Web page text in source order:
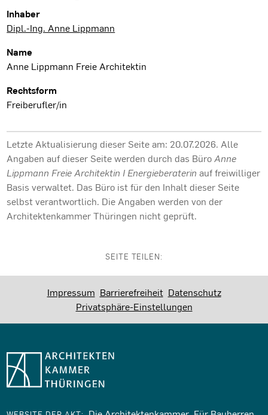
Inhaber
Dipl.-Ing. Anne Lippmann
Name
Anne Lippmann Freie Architektin
Rechtsform
Freiberufler/in
Letzte Aktualisierung dieser Seite am: 20.07.2026. Alle
Angaben auf dieser Seite werden durch das BüroAnne
Lippmann Freie Architektin I Energieberaterin auf freiwilliger
Basis verwaltet. Das Büro ist für den Inhalt dieser Seite
selbst verantwortlich. Die Angaben werden von der
Architektenkammer Thüringen nicht geprüft.
SEITE TEILEN:
Impressum Barrierefreiheit Datenschutz
Privatsphäre-Einstellungen